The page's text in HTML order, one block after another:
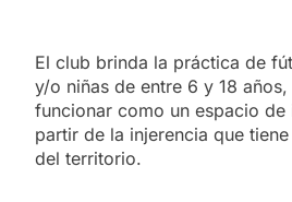
El club brinda la práctica de
y/o niñas de entre 6 y 18
funcionar como un espacio de
partir de la injerencia que
del territorio.